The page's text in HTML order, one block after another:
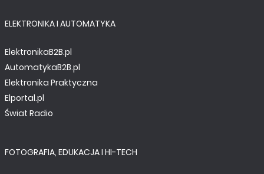
ELEKTRONIKA I AUTOMATYKA
ElektronikaB2B.pl
AutomatykaB2B.pl
Elektronika Praktyczna
Elportal.pl
Świat Radio
FOTOGRAFIA, EDUKACJA I HI-TECH